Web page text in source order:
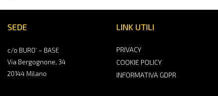
SEDE
c/o BURO’ – BASE
Via Bergognone, 34
20144 Milano
LINK UTILI
PRIVACY
COOKIE POLICY
INFORMATIVA GDPR